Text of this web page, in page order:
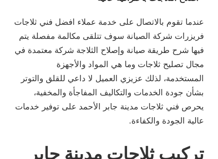
عندما تقوم بالاتصال على خدمة عملاء افضل فني ثلاجات
فريزرات شركة الصيانة سوف تتلقى مكالمة مفصلة يتم
فيها شرح طريقة صيانة وإصلاح الثلاجة شركة معتمدة في
مجال تصليح ثلاجات وما هي المواد والأجهزة
المستخدمة، لذلك عزيزي العميل لا داعي للقلق والتوتر
بشأن جودة الخدمات والتكاليف المفاجأة والمخفية،
يحرص فني ثلاجات مدينة جابر الأحمد على توفير خدمات
عالية الجودة والكفاءة.
تركيب ثلاجات مدينة جابر